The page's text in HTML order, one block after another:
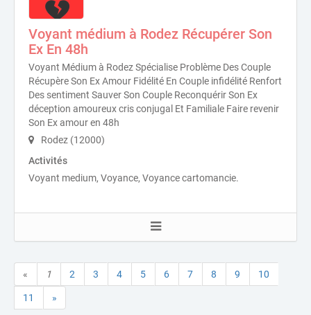
Voyant médium à Rodez Récupérer Son
Ex En 48h
Voyant Médium à Rodez Spécialise Problème Des Couple
Récupère Son Ex Amour Fidélité En Couple infidélité Renfort
Des sentiment Sauver Son Couple Reconquérir Son Ex
déception amoureux cris conjugal Et Familiale Faire revenir
Son Ex amour en 48h
Rodez (12000)
Activités
Voyant medium, Voyance, Voyance cartomancie.
« 1 2 3 4 5 6 7 8 9 10
11 »